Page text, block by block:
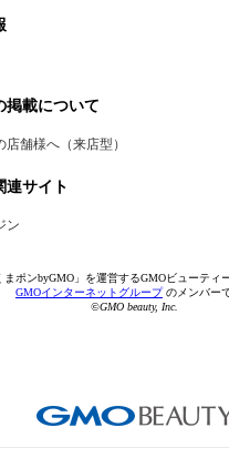
掲載について
舗様へ（来店型）
連サイト
ン
まポンbyGMO」を運営するGMOビューティ
GMOインターネットグループのメンバーで
©GMO beauty, Inc.